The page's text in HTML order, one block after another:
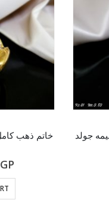
خاتم ذهب كامل عيار 21 من